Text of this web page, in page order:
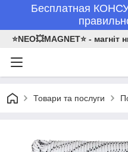
Бесплатная
⭐NEO💥MAGNET⭐ - магніт
Товари та послуги